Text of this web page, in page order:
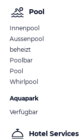
Pool
Innenpool
Aussenpool
beheizt
Poolbar
Pool
Whirlpool
Aquapark
Verfügbar
Hotel Services